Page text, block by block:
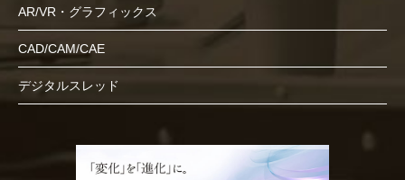
AR/VR・グラフィックス
CAD/CAM/CAE
デジタルスレッド